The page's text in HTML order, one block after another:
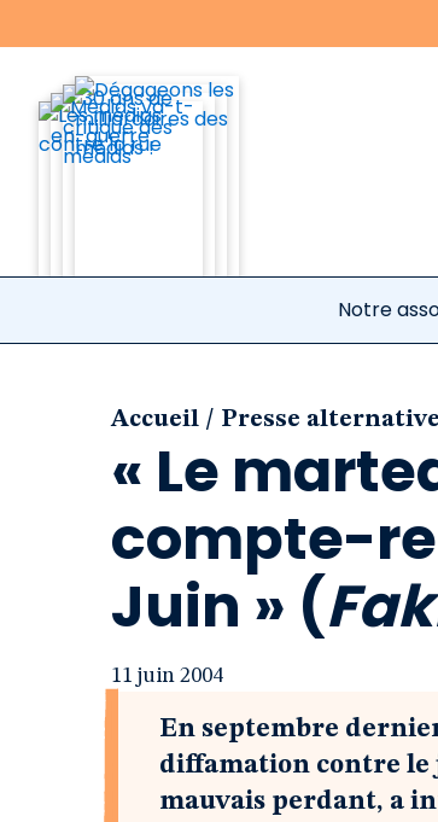
Notre
Accueil / Presse alternative
« Le
compte-
Juin » (
11 juin 2004
En septembre
diffamation contre
mauvais perdant, a